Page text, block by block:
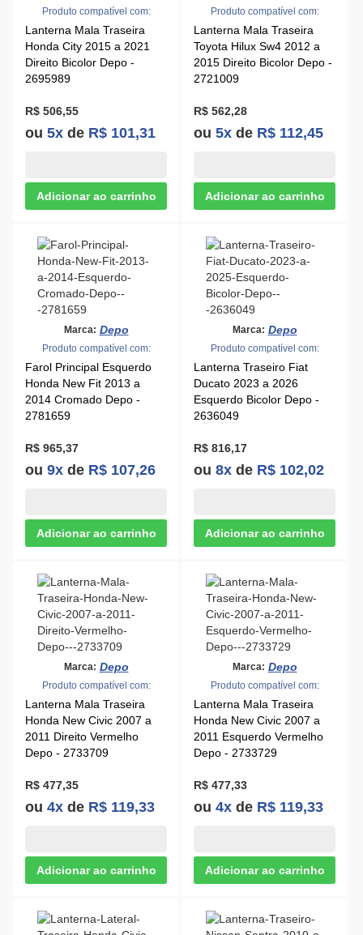
Produto compatível com:
Lanterna Mala Traseira
Honda City 2015 a 2021
Direito Bicolor Depo -
2695989
R$ 506,55
ou 5x de R$ 101,31
Produto compatível com:
Lanterna Mala Traseira
Toyota Hilux Sw4 2012 a
2015 Direito Bicolor Depo -
2721009
R$ 562,28
ou 5x de R$ 112,45
Marca: Depo
Produto compatível com:
Farol Principal Esquerdo
Honda New Fit 2013 a
2014 Cromado Depo -
2781659
R$ 965,37
ou 9x de R$ 107,26
Marca: Depo
Produto compatível com:
Lanterna Traseiro Fiat
Ducato 2023 a 2026
Esquerdo Bicolor Depo -
2636049
R$ 816,17
ou 8x de R$ 102,02
Marca: Depo
Produto compatível com:
Lanterna Mala Traseira
Honda New Civic 2007 a
2011 Direito Vermelho
Depo - 2733709
R$ 477,35
ou 4x de R$ 119,33
Marca: Depo
Produto compatível com:
Lanterna Mala Traseira
Honda New Civic 2007 a
2011 Esquerdo Vermelho
Depo - 2733729
R$ 477,33
ou 4x de R$ 119,33